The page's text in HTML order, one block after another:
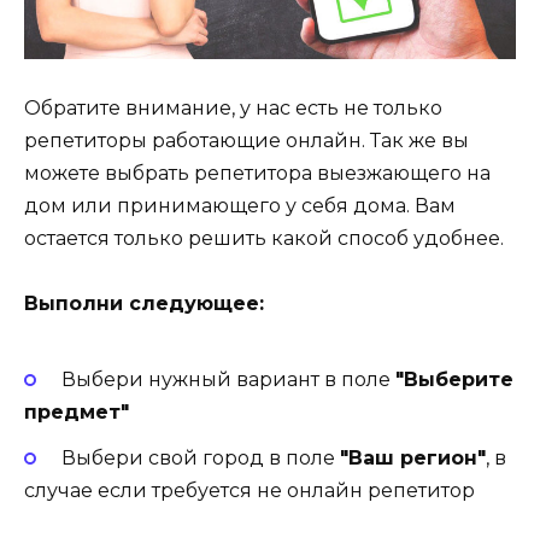
Обратите внимание, у нас есть не только
репетиторы работающие онлайн. Так же вы
можете выбрать репетитора выезжающего на
дом или принимающего у себя дома. Вам
остается только решить какой способ удобнее.
Выполни следующее:
Выбери нужный вариант в поле "Выберите
предмет"
Выбери свой город в поле "Ваш регион", в
случае если требуется не онлайн репетитор